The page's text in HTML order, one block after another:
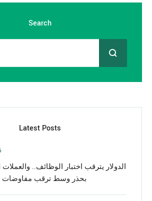
Search
Latest Posts
الدولار يترقب اختبار الوظائف..
بحذر وسط ترقب مفاوضات